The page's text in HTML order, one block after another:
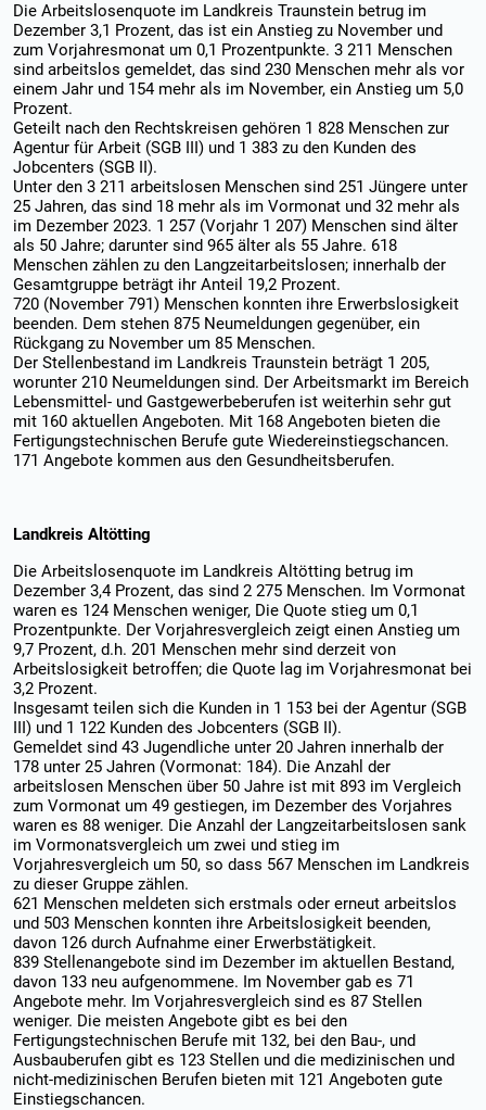
Die Arbeitslosenquote im Landkreis Traunstein betrug im
Dezember 3,1 Prozent, das ist ein Anstieg zu November und
zum Vorjahresmonat um 0,1 Prozentpunkte. 3 211 Menschen
sind arbeitslos gemeldet, das sind 230 Menschen mehr als vor
einem Jahr und 154 mehr als im November, ein Anstieg um 5,0
Prozent.
Geteilt nach den Rechtskreisen gehören 1 828 Menschen zur
Agentur für Arbeit (SGB III) und 1 383 zu den Kunden des
Jobcenters (SGB II).
Unter den 3 211 arbeitslosen Menschen sind 251 Jüngere unter
25 Jahren, das sind 18 mehr als im Vormonat und 32 mehr als
im Dezember 2023. 1 257 (Vorjahr 1 207) Menschen sind älter
als 50 Jahre; darunter sind 965 älter als 55 Jahre. 618
Menschen zählen zu den Langzeitarbeitslosen; innerhalb der
Gesamtgruppe beträgt ihr Anteil 19,2 Prozent.
720 (November 791) Menschen konnten ihre Erwerbslosigkeit
beenden. Dem stehen 875 Neumeldungen gegenüber, ein
Rückgang zu November um 85 Menschen.
Der Stellenbestand im Landkreis Traunstein beträgt 1 205,
worunter 210 Neumeldungen sind. Der Arbeitsmarkt im Bereich
Lebensmittel- und Gastgewerbeberufen ist weiterhin sehr gut
mit 160 aktuellen Angeboten. Mit 168 Angeboten bieten die
Fertigungstechnischen Berufe gute Wiedereinstiegschancen.
171 Angebote kommen aus den Gesundheitsberufen.
Landkreis Altötting
Die Arbeitslosenquote im Landkreis Altötting betrug im
Dezember 3,4 Prozent, das sind 2 275 Menschen. Im Vormonat
waren es 124 Menschen weniger, Die Quote stieg um 0,1
Prozentpunkte. Der Vorjahresvergleich zeigt einen Anstieg um
9,7 Prozent, d.h. 201 Menschen mehr sind derzeit von
Arbeitslosigkeit betroffen; die Quote lag im Vorjahresmonat bei
3,2 Prozent.
Insgesamt teilen sich die Kunden in 1 153 bei der Agentur (SGB
III) und 1 122 Kunden des Jobcenters (SGB II).
Gemeldet sind 43 Jugendliche unter 20 Jahren innerhalb der
178 unter 25 Jahren (Vormonat: 184). Die Anzahl der
arbeitslosen Menschen über 50 Jahre ist mit 893 im Vergleich
zum Vormonat um 49 gestiegen, im Dezember des Vorjahres
waren es 88 weniger. Die Anzahl der Langzeitarbeitslosen sank
im Vormonatsvergleich um zwei und stieg im
Vorjahresvergleich um 50, so dass 567 Menschen im Landkreis
zu dieser Gruppe zählen.
621 Menschen meldeten sich erstmals oder erneut arbeitslos
und 503 Menschen konnten ihre Arbeitslosigkeit beenden,
davon 126 durch Aufnahme einer Erwerbstätigkeit.
839 Stellenangebote sind im Dezember im aktuellen Bestand,
davon 133 neu aufgenommene. Im November gab es 71
Angebote mehr. Im Vorjahresvergleich sind es 87 Stellen
weniger. Die meisten Angebote gibt es bei den
Fertigungstechnischen Berufe mit 132, bei den Bau-, und
Ausbauberufen gibt es 123 Stellen und die medizinischen und
nicht-medizinischen Berufen bieten mit 121 Angeboten gute
Einstiegschancen.